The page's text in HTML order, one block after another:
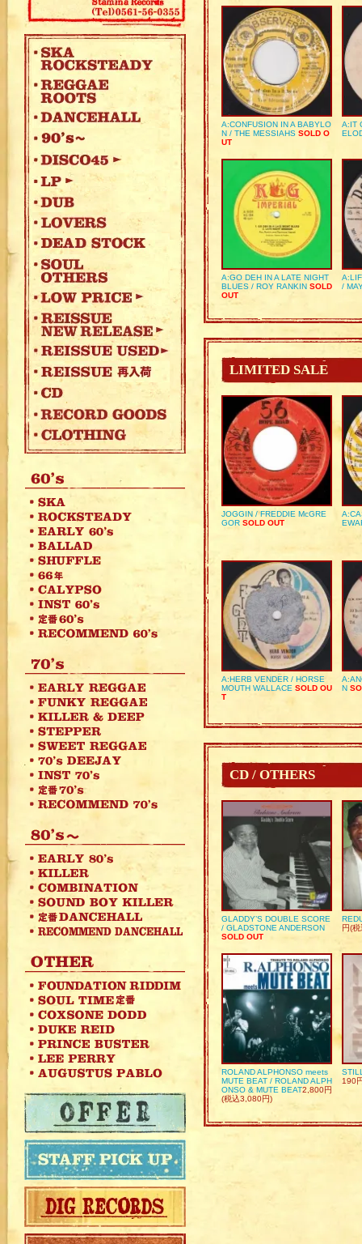
A:CONFUSION IN A BABYLO
N / THE MESSIAHS SOLD O
UT
A:IT
A:GO DEH IN A LATE NIGHT
BLUES / ROY RANKIN SOLD
OUT
/
LIMITED SALE
JOGGIN / FREDDIE McGRE
GOR SOLD OUT
A:HERB VENDER / HORSE
MOUTH WALLACE SOLD OU
T
N
CD / OTHERS
GLADDY’S DOUBLE SCORE
/ GLADSTONE ANDERSON
SOLD OUT
円(
ROLAND ALPHONSO meets
MUTE BEAT / ROLAND ALPH
ONSO & MUTE BEAT2,800円
(税込3,080円)
190